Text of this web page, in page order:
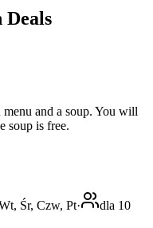
Deals
and a soup. You will
soup is free.
Śr, Czw, Pt·
dla 10